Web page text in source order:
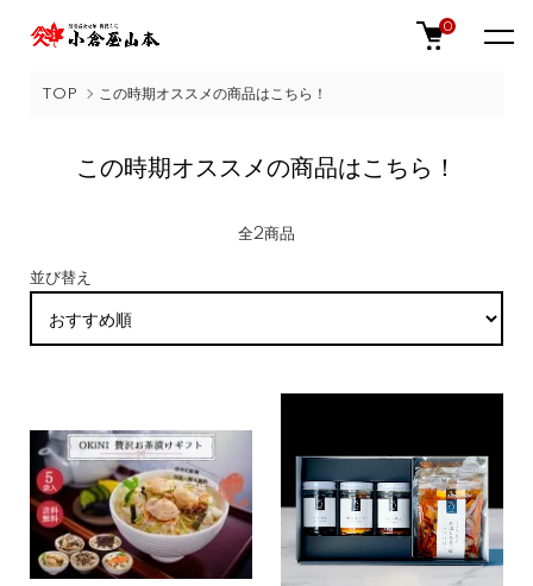
0
TOP この時期オススメの商品はこちら！
この時期オススメの商品はこちら！
全2商品
並び替え